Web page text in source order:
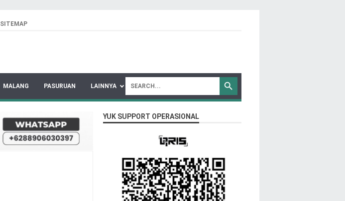
SITEMAP
MALANG PASURUAN LAINNYA
YUK SUPPORT OPERASIONAL